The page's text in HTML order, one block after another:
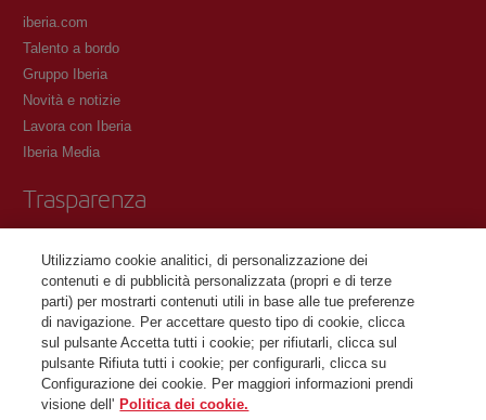
iberia.com
Talento a bordo
Gruppo Iberia
Novità e notizie
Lavora con Iberia
Iberia Media
Trasparenza
Condizioni di registrazione su iberia.com
Informativa sulla protezione dei dati personali
Gestione e informativa sui cookie
Contattaci
©Iberia Joven 2026. Tutti i diritti riservati.
Utilizziamo cookie analitici, di personalizzazione dei
contenuti e di pubblicità personalizzata (propri e di terze
parti) per mostrarti contenuti utili in base alle tue preferenze
di navigazione. Per accettare questo tipo di cookie, clicca
sul pulsante Accetta tutti i cookie; per rifiutarli, clicca sul
pulsante Rifiuta tutti i cookie; per configurarli, clicca su
Configurazione dei cookie. Per maggiori informazioni prendi
visione dell' Politica dei cookie.